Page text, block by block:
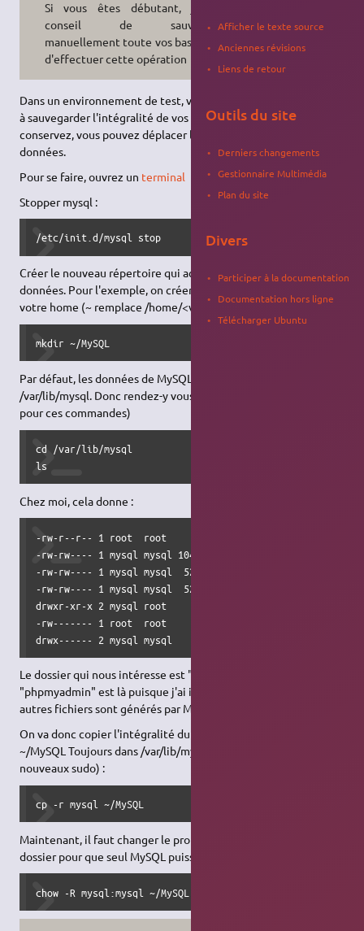
Si vous êtes débutant, je vous
conseil de sauvegardez
manuellement toute vos bases avant
d'effectuer cette opération
Dans un environnement de test, vous ne pensez pas forcément
à sauvegarder l'intégralité de vos bases. Alors, pour être sur les
conservez, vous pouvez déplacer l'endroit où MySQL stocke les
données.
Pour se faire, ouvrez un terminal
Stopper mysql :
/etc/init.d/mysql stop
Créer le nouveau répertoire qui accueillera les base de
données. Pour l'exemple, on créera un répertoire MySQL dans
votre home (~ remplace /home/<votreutilisateur>)
mkdir ~/MySQL
Par défaut, les données de MySQL sont stockées dans
/var/lib/mysql. Donc rendez-y vous (pas besoin d'utiliser "sudo"
pour ces commandes)
cd /var/lib/mysql
ls
Chez moi, cela donne :
-rw-r--r-- 1 root  root         0 2010-01-30 21:36
-rw-rw---- 1 mysql mysql 10485760 2010-01-30 22:22
-rw-rw---- 1 mysql mysql  5242880 2010-01-30 22:22
-rw-rw---- 1 mysql mysql  5242880 2010-01-30 21:36
drwxr-xr-x 2 mysql root      4096 2010-01-30 21:36 mysql
-rw------- 1 root  root         6 2010-01-30 21:36
drwx------ 2 mysql mysql     4096 2010-01-30 21:37
Le dossier qui nous intéresse est "mysql". Le dossier
"phpmyadmin" est là puisque j'ai installé
autres fichiers sont générés par MySQL et servent à sa gestion
On va donc copier l'intégralité du dossier "mysql" dans
~/MySQL Toujours dans /var/lib/mysql, faites (necessite de
nouveaux sudo) :
cp -r mysql ~/MySQL
Maintenant, il faut changer le propriétaire et le groupe du
dossier pour que seul MySQL puisse se servir du dossier
chow -R mysql:mysql ~/MySQL
Afficher le texte source
Anciennes révisions
Liens de retour
Outils du site
Derniers changements
Gestionnaire Multimédia
Plan du site
Divers
Participer à la documentation
Documentation hors ligne
Télécharger Ubuntu